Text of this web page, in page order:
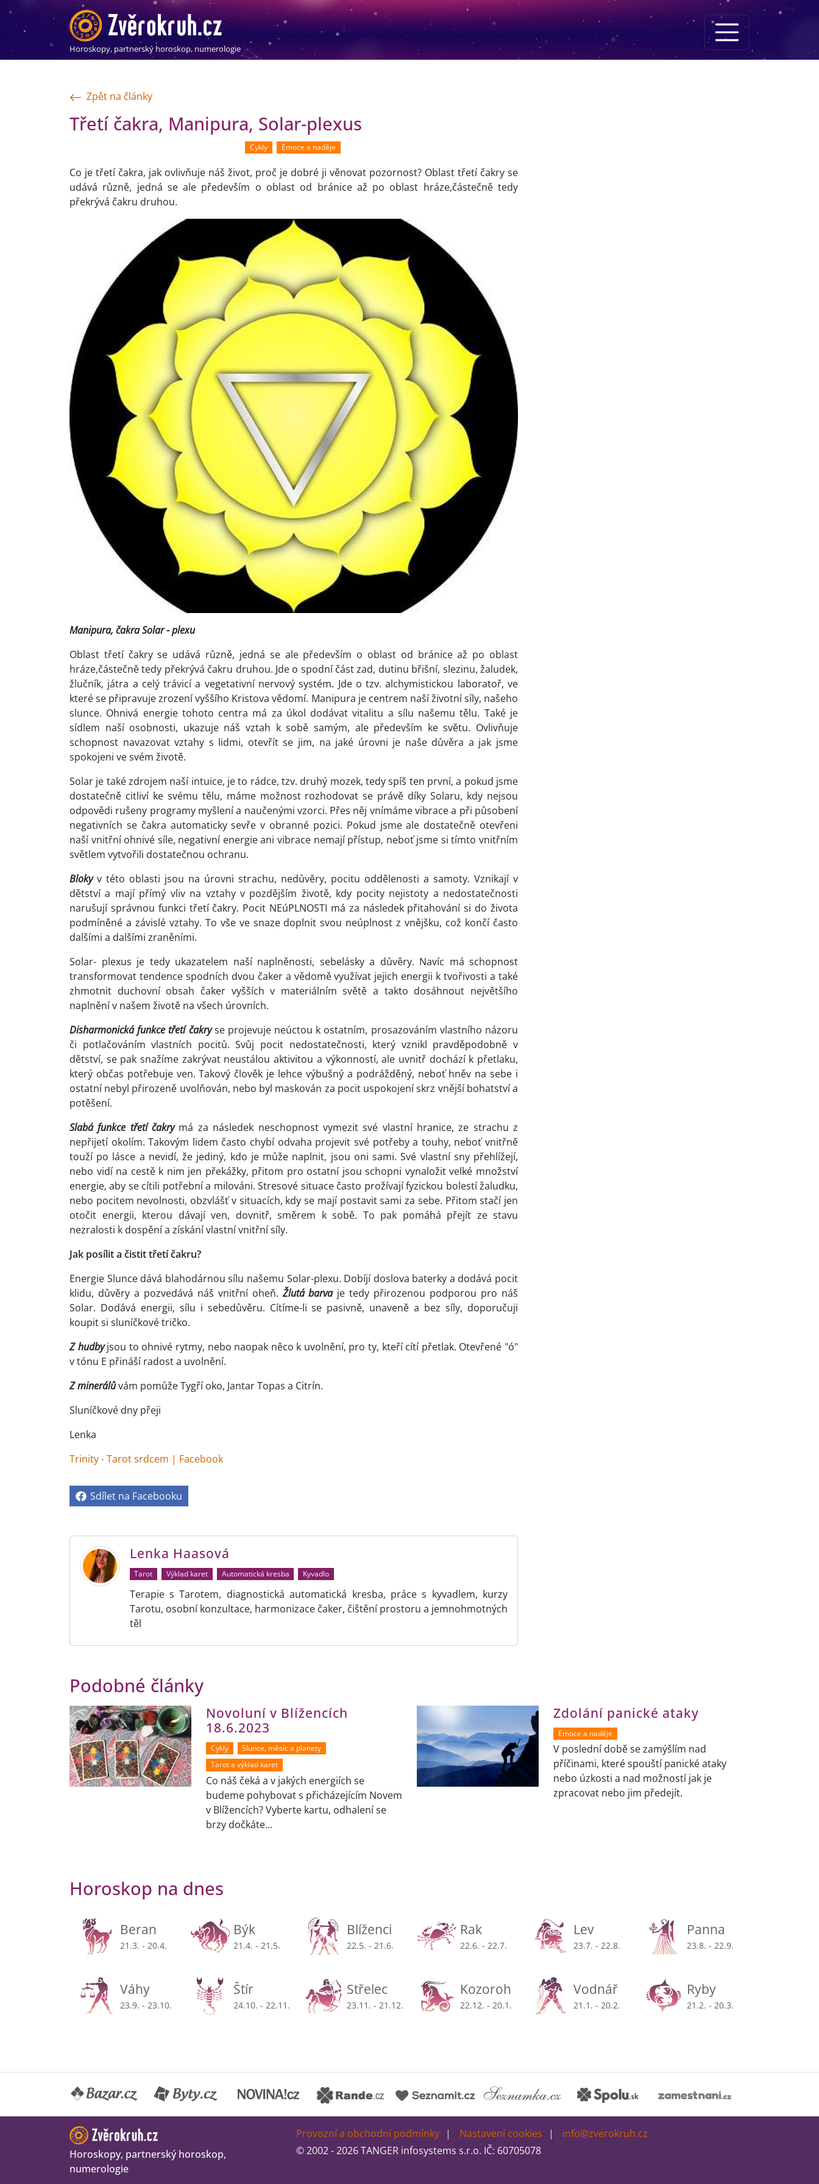
Horoskopy, partnerský horoskop, numerologie
Zpět na články
Třetí čakra, Manipura, Solar-plexus
Cykly Emoce a naděje
Co je třetí čakra, jak ovlivňuje náš život, proč je dobré ji věnovat pozornost? Oblast třetí čakry se
udává různě, jedná se ale především o oblast od bránice až po oblast hráze,částečně tedy
překrývá čakru druhou.
Manipura, čakra Solar - plexu
Oblast třetí čakry se udává různě, jedná se ale především o oblast od bránice až po oblast
hráze,částečně tedy překrývá čakru druhou. Jde o spodní část zad, dutinu břišní, slezinu, žaludek,
žlučník, játra a celý trávicí a vegetativní nervový systém. Jde o tzv. alchymistickou laboratoř, ve
které se připravuje zrození vyššího Kristova vědomí. Manipura je centrem naší životní síly, našeho
slunce. Ohnivá energie tohoto centra má za úkol dodávat vitalitu a sílu našemu tělu. Také je
sídlem naší osobnosti, ukazuje náš vztah k sobě samým, ale především ke světu. Ovlivňuje
schopnost navazovat vztahy s lidmi, otevřít se jim, na jaké úrovni je naše důvěra a jak jsme
spokojeni ve svém životě.
Solar je také zdrojem naší intuice, je to rádce, tzv. druhý mozek, tedy spíš ten první, a pokud jsme
dostatečně citliví ke svému tělu, máme možnost rozhodovat se právě díky Solaru, kdy nejsou
odpovědi rušeny programy myšlení a naučenými vzorci. Přes něj vnímáme vibrace a při působení
negativních se čakra automaticky sevře v obranné pozici. Pokud jsme ale dostatečně otevřeni
naší vnitřní ohnivé síle, negativní energie ani vibrace nemají přístup, neboť jsme si tímto vnitřním
světlem vytvořili dostatečnou ochranu.
Blokyv této oblasti jsou na úrovni strachu, nedůvěry, pocitu oddělenosti a samoty. Vznikají v
dětství a mají přímý vliv na vztahy v pozdějším životě, kdy pocity nejistoty a nedostatečnosti
narušují správnou funkci třetí čakry. Pocit NEúPLNOSTI má za následek přitahování si do života
podmíněné a závislé vztahy. To vše ve snaze doplnit svou neúplnost z vnějšku, což končí často
dalšími a dalšími zraněními.
Solar- plexus je tedy ukazatelem naší naplněnosti, sebelásky a důvěry. Navíc má schopnost
transformovat tendence spodních dvou čaker a vědomě využívat jejich energii k tvořivosti a také
zhmotnit duchovní obsah čaker vyšších v materiálním světě a takto dosáhnout největšího
naplnění v našem životě na všech úrovních.
Disharmonická funkce třetí čakryse projevuje neúctou k ostatním, prosazováním vlastního názoru
či potlačováním vlastních pocitů. Svůj pocit nedostatečnosti, který vznikl pravděpodobně v
dětství, se pak snažíme zakrývat neustálou aktivitou a výkonností, ale uvnitř dochází k přetlaku,
který občas potřebuje ven. Takový člověk je lehce výbušný a podrážděný, neboť hněv na sebe i
ostatní nebyl přirozeně uvolňován, nebo byl maskován za pocit uspokojení skrz vnější bohatství a
potěšení.
Slabá funkce třetí čakrymá za následek neschopnost vymezit své vlastní hranice, ze strachu z
nepřijetí okolím. Takovým lidem často chybí odvaha projevit své potřeby a touhy, neboť vnitřně
touží po lásce a nevidí, že jediný, kdo je může naplnit, jsou oni sami. Své vlastní sny přehlížejí,
nebo vidí na cestě k nim jen překážky, přitom pro ostatní jsou schopni vynaložit velké množství
energie, aby se cítili potřební a milováni. Stresové situace často prožívají fyzickou bolestí žaludku,
nebo pocitem nevolnosti, obzvlášť v situacích, kdy se mají postavit sami za sebe. Přitom stačí jen
otočit energii, kterou dávají ven, dovnitř, směrem k sobě. To pak pomáhá přejít ze stavu
nezralosti k dospění a získání vlastní vnitřní síly.
Jak posílit a čistit třetí čakru?
Energie Slunce dává blahodárnou sílu našemu Solar-plexu. Dobíjí doslova baterky a dodává pocit
klidu, důvěry a pozvedává náš vnitřní oheň.Žlutá barvaje tedy přirozenou podporou pro náš
Solar. Dodává energii, sílu i sebedůvěru. Cítíme-li se pasivně, unaveně a bez síly, doporučuji
koupit si sluníčkové tričko.
Z hudbyjsou to ohnivé rytmy, nebo naopak něco k uvolnění, pro ty, kteří cítí přetlak. Otevřené "ó"
v tónu E přináší radost a uvolnění.
Z minerálůvám pomůže Tygří oko, Jantar Topas a Citrín.
Sluníčkové dny přeji
Lenka
Trinity - Tarot srdcem | Facebook
Sdílet na Facebooku
Lenka Haasová
Tarot Výklad karet Automatická kresba Kyvadlo
Terapie s Tarotem, diagnostická automatická kresba, práce s kyvadlem, kurzy
Tarotu, osobní konzultace, harmonizace čaker, čištění prostoru a jemnohmotných
těl
Podobné články
Novoluní v Blížencích
18.6.2023
Cykly
Slunce, měsíc a planety
Tarot a výklad karet
Co náš čeká a v jakých energiích se
budeme pohybovat s přicházejícím Novem
v Blížencích? Vyberte kartu, odhalení se
brzy dočkáte…
Zdolání panické ataky
Emoce a naděje
V poslední době se zamýšlím nad
příčinami, které spouští panické ataky
nebo úzkosti a nad možností jak je
zpracovat nebo jim předejít.
Horoskop na dnes
Beran
21.3. - 20.4.
Býk
21.4. - 21.5.
Blíženci
22.5. - 21.6.
Rak
22.6. - 22.7.
Lev
23.7. - 22.8.
Panna
23.8. - 22.9.
Váhy
23.9. - 23.10.
Štír
24.10. - 22.11.
Střelec
23.11. - 21.12.
Kozoroh
22.12. - 20.1.
Vodnář
21.1. - 20.2.
Ryby
21.2. - 20.3.
Horoskopy, partnerský horoskop,
numerologie
Provozní a obchodní podmínky Nastavení cookies
info@zverokruh.cz
© 2002 - 2026 TANGER infosystems s.r.o. IČ: 60705078